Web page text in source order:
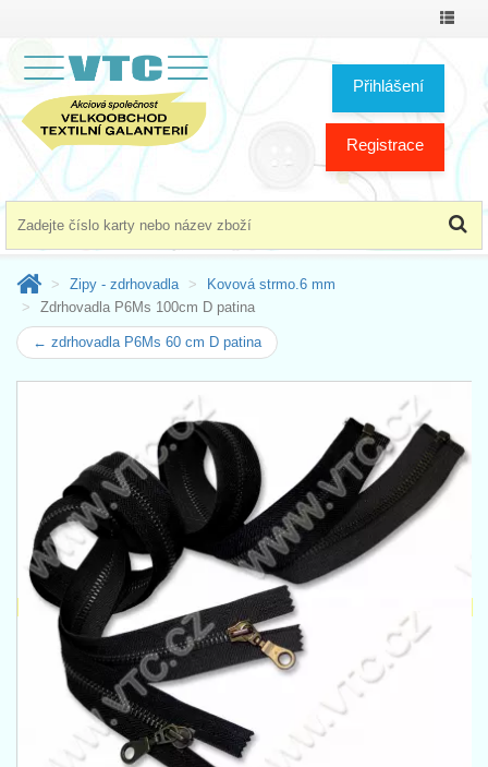
Přihlášení
Registrace
Zipy - zdrhovadla
Kovová strmo.6 mm
Zdrhovadla P6Ms 100cm D patina
← zdrhovadla P6Ms 60 cm D patina